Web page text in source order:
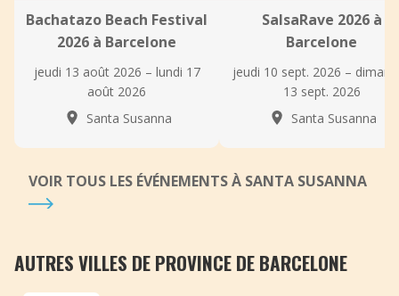
Bachatazo Beach Festival
2026 à Barcelone
jeudi 13 août 2026 – lundi 17
août 2026
Santa Susanna
SalsaRave 2026 à
Barcelone
jeudi 10 sept. 2026 –
13 sept. 2026
Santa Susanna
VOIR TOUS LES ÉVÉNEMENTS À SANTA SUSANNA
AUTRES VILLES DE PROVINCE DE BARCELONE